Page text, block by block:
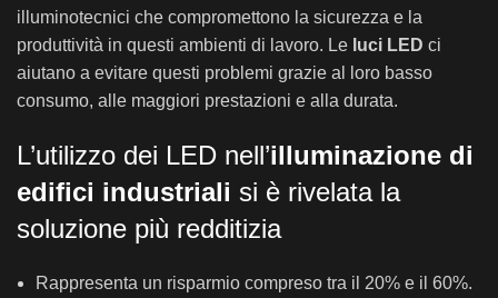
illuminotecnici che compromettono la sicurezza e la
produttività in questi ambienti di lavoro. Le luci LED ci
aiutano a evitare questi problemi grazie al loro basso
consumo, alle maggiori prestazioni e alla durata.
L’utilizzo dei LED nell’illuminazione di
edifici industriali si è rivelata la
soluzione più redditizia
Rappresenta un risparmio compreso tra il 20% e il 60%.